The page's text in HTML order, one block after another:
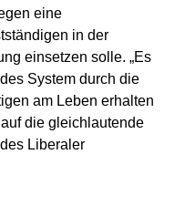
eine
in der
einsetzen solle. „Es
System durch die
am Leben erhalten
die gleichlautende
Liberaler